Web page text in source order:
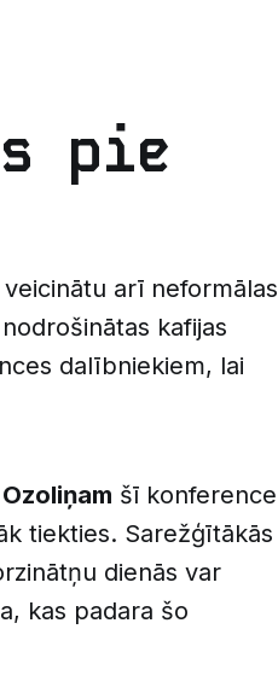
pie
arī neformālas
kafijas
dalībniekiem, lai
šī konference
tiekties. Sarežģītākās
dienās var
kas padara šo